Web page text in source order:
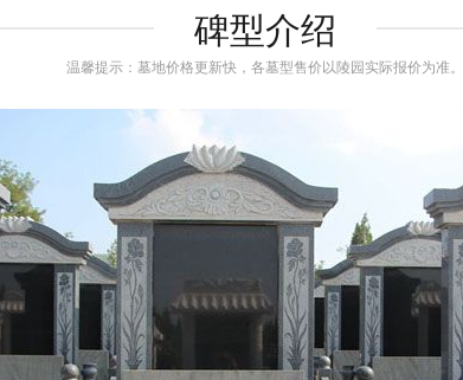
碑型介绍
温馨提示：墓地价格更新快，各墓型售价以陵园实际报价为准。